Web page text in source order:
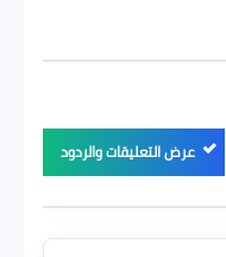
عرض التعليقات والردود